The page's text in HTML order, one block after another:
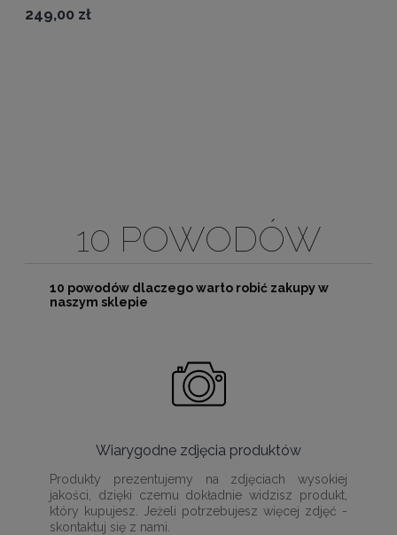
249,00 zł
10 POWODÓW
10 powodów dlaczego warto robić zakupy w
naszym sklepie
Wiarygodne zdjęcia produktów
Produkty prezentujemy na zdjęciach wysokiej
jakości, dzięki czemu dokładnie widzisz produkt,
który kupujesz. Jeżeli potrzebujesz więcej zdjęć -
skontaktuj się z nami.